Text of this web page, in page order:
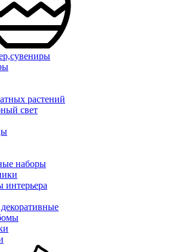
растений
свет
наборы
интерьера